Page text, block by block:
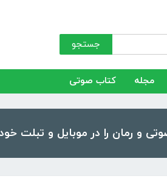
جستجو
مجله کتاب صوتی